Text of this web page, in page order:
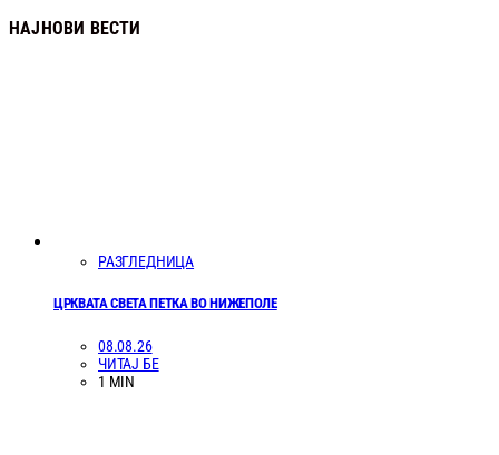
НАЈНОВИ ВЕСТИ
РАЗГЛЕДНИЦА
ЦРКВАТА СВЕТА ПЕТКА ВО НИЖЕПОЛЕ
08.08.26
ЧИТАЈ БЕ
1 MIN